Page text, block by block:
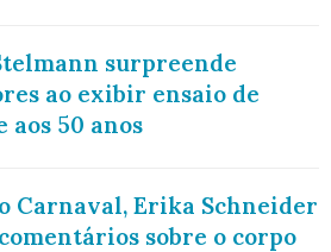
surpreende
ao exibir ensaio de
50 anos
Carnaval, Erika Schneider
sobre o corpo